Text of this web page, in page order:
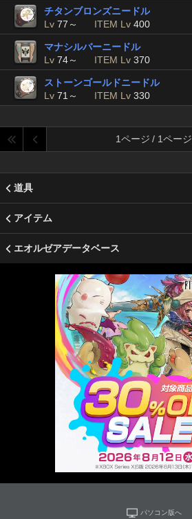
チタンブロンズニードル
Lv 77～ ITEM Lv 400
マナシルバーニードル
Lv 74～ ITEM Lv 370
ストーンゴールドニードル
Lv 71～ ITEM Lv 330
1ページ / 1ページ
道具
アイテム
エオルゼアデータベース
パソコン版へ